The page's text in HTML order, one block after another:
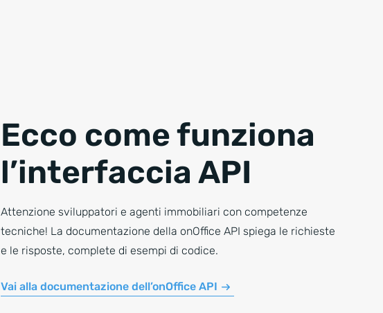
Ecco come funziona
l’interfaccia API
Attenzione sviluppatori e agenti immobiliari con competenze
tecniche! La documentazione della onOffice API spiega le richieste
e le risposte, complete di esempi di codice.
Vai alla documentazione dell’onOffice API